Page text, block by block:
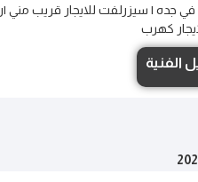
في جده | سيزرلفت للايجار قريب
كهرب
الفنية